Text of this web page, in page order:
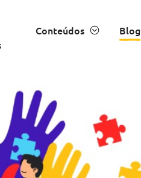
Conteúdos Blog